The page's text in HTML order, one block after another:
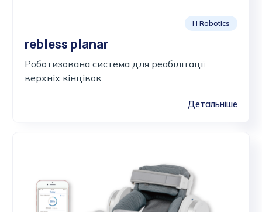
H Robotics
rebless planar
Роботизована система для реабілітації
верхніх кінцівок
Детальніше